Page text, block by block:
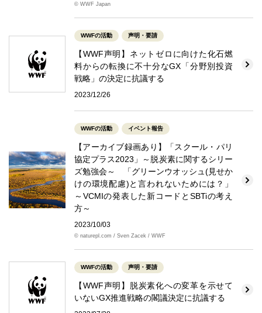
© WWF Japan
WWFの活動 声明・要請
【WWF声明】ネットゼロに向けた化石燃
料からの転換に不十分なGX「分野別投資
戦略」の決定に抗議する
2023/12/26
WWFの活動 イベント報告
【アーカイブ録画あり】「スクール・パリ
協定プラス2023」～脱炭素に関するシリー
ズ勉強会～ 「グリーンウオッシュ(見せか
けの環境配慮)と言われないためには？」
～VCMIの発表した新コードとSBTiの考え
方～
2023/10/03
© naturepl.com / Sven Zacek / WWF
WWFの活動 声明・要請
【WWF声明】脱炭素化への変革を示せて
いないGX推進戦略の閣議決定に抗議する